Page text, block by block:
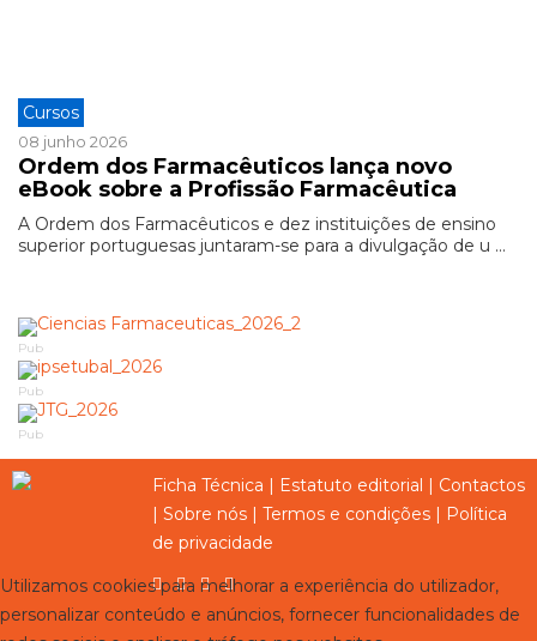
Cursos
08 junho 2026
Ordem dos Farmacêuticos lança novo
eBook sobre a Profissão Farmacêutica
A Ordem dos Farmacêuticos e dez instituições de ensino
superior portuguesas juntaram-se para a divulgação de u ...
Pub
Pub
Pub
Ficha Técnica | Estatuto editorial | Contactos
| Sobre nós | Termos e condições | Política
de privacidade
Utilizamos cookies para melhorar a experiência do utilizador,
personalizar conteúdo e anúncios, fornecer funcionalidades de